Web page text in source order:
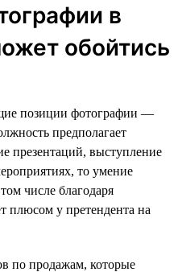
в
обойтись
позиции фотографии —
предполагает
презентаций, выступление
то умение
числе благодаря
плюсом у претендента на
по продажам, которые